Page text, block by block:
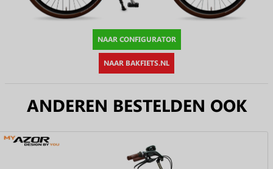
NAAR CONFIGURATOR
NAAR BAKFIETS.NL
ANDEREN BESTELDEN OOK